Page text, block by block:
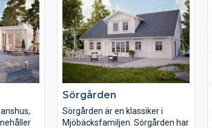
Sörgården
Sörgården är en klassiker i
Mjöbäcksfamiljen. Sörgården har